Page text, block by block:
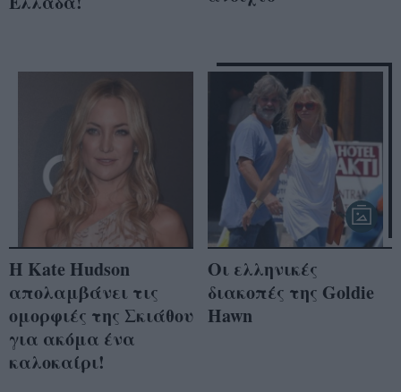
Η Κate Hudson
απολαμβάνει τις
ομορφιές της Σκιάθου
για ακόμα ένα
καλοκαίρι!
Οι ελληνικές
διακοπές της Goldie
Hawn